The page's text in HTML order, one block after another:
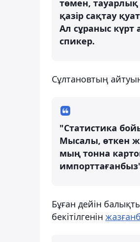
төмен, тауарлық
қазір сақтау
Ал сұраныс күрт
спикер.
Сұлтановтың
"Статистика
Мысалы, өткен
мың тонна
Бұған дейін
бекітілгенін